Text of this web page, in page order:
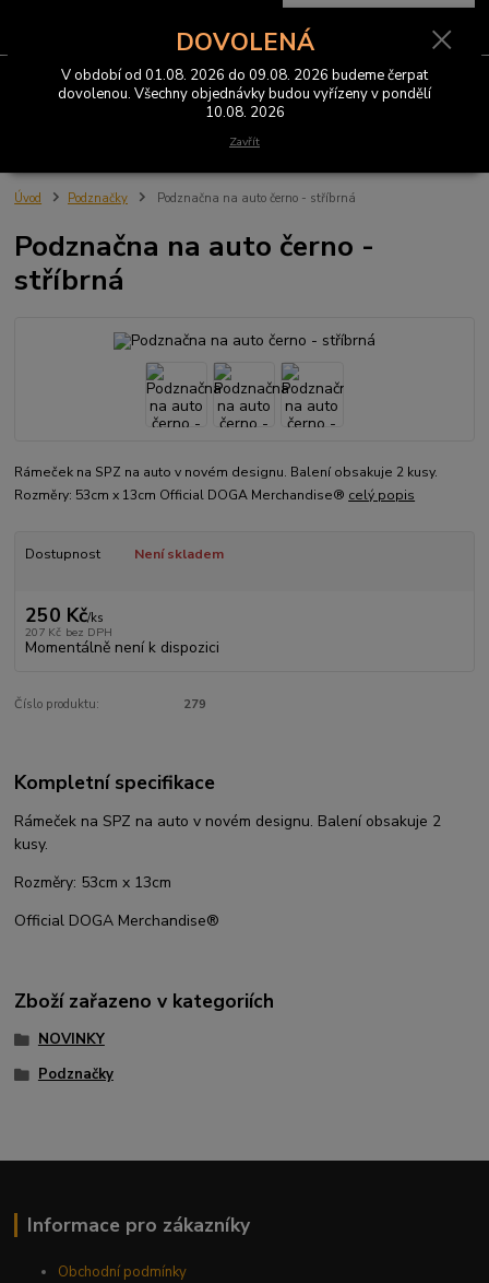
Menu
0 Kč
Úvod Podznačky Podznačna na auto černo - stříbrná
Podznačna na auto černo -
stříbrná
Rámeček na SPZ na auto v novém designu. Balení obsakuje 2 kusy.
Rozměry: 53cm x 13cm Official DOGA Merchandise® celý popis
Dostupnost Není skladem
250 Kč/ks
207 Kč bez DPH
Momentálně není k dispozici
Číslo produktu: 279
Kompletní specifikace
Rámeček na SPZ na auto v novém designu. Balení obsakuje 2
kusy.
Rozměry: 53cm x 13cm
Official DOGA Merchandise®
Zboží zařazeno v kategoriích
NOVINKY
Podznačky
Informace pro zákazníky
Obchodní podmínky
DOVOLENÁ
V období od 01.08. 2026 do 09.08. 2026 budeme čerpat
dovolenou. Všechny objednávky budou vyřízeny v pondělí
10.08. 2026
Zavřít